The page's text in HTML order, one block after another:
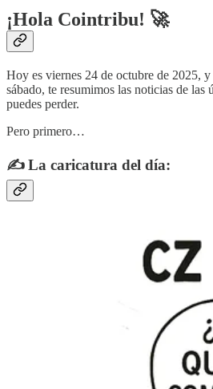
¡Hola Cointribu! 🚀
Hoy es viernes 24 de octubre de 2025,
sábado, te resumimos las noticias de las
puedes perder.
Pero primero…
✍️ La caricatura del día: